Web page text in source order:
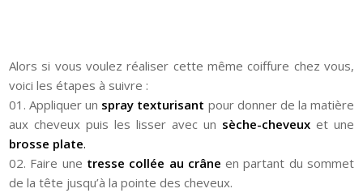
Alors si vous voulez réaliser cette même coiffure chez vous,
voici les étapes à suivre :
01. Appliquer un spray texturisant pour donner de la matière
aux cheveux puis les lisser avec un sèche-cheveuxet une
brosse plate.
02. Faire une tresse collée au crâne en partant du sommet
de la tête jusqu’à la pointe des cheveux.